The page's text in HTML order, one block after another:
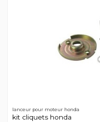
lanceur pour moteur honda
kit cliquets honda